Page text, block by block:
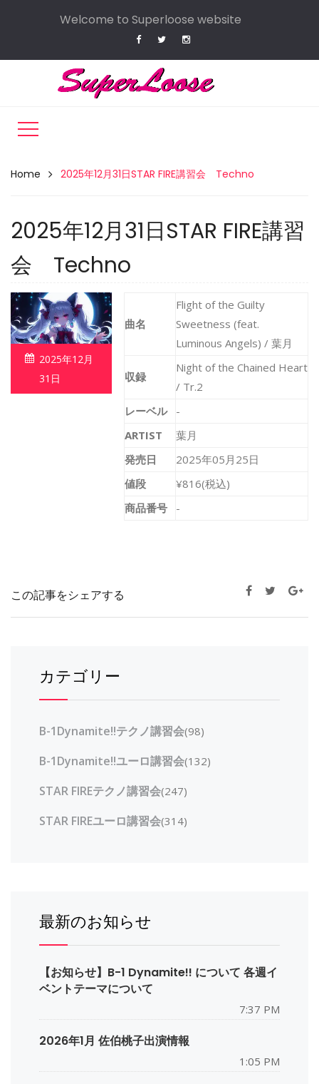
Welcome to Superloose website
Home 2025年12月31日STAR FIRE講習会 Techno
2025年12月31日STAR FIRE講習
会 Techno
2025年12月
31日
曲名
Flight of the Guilty
Sweetness (feat.
Luminous Angels) / 葉月
収録
Night of the Chained Heart
/ Tr.2
レーベル
-
ARTIST
葉月
発売日
2025年05月25日
値段
¥816(税込)
商品番号
-
この記事をシェアする
カテゴリー
B-1Dynamite!!テクノ講習会(98)
B-1Dynamite!!ユーロ講習会(132)
STAR FIREテクノ講習会(247)
STAR FIREユーロ講習会(314)
最新のお知らせ
【お知らせ】B-1 Dynamite!! について 各週イ
ベントテーマについて
7:37 PM
2026年1月 佐伯桃子出演情報
1:05 PM